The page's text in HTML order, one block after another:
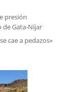
presión
de Gata-Níjar
cae a pedazos»